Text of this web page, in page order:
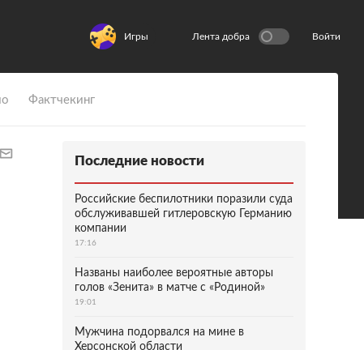
Игры Лента добра Войти
Фактчекинг
Последние новости
Российские беспилотники поразили суда
обслуживавшей гитлеровскую Германию
компании
17:16
Названы наиболее вероятные авторы
голов «Зенита» в матче с «Родиной»
19:01
Мужчина подорвался на мине в
Херсонской области